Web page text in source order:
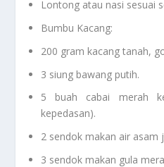
Lontong atau nasi sesuai
Bumbu Kacang:
200 gram kacang tanah,
3 siung bawang putih.
5 buah cabai merah
kepedasan).
2 sendok makan air asam
3 sendok makan gula